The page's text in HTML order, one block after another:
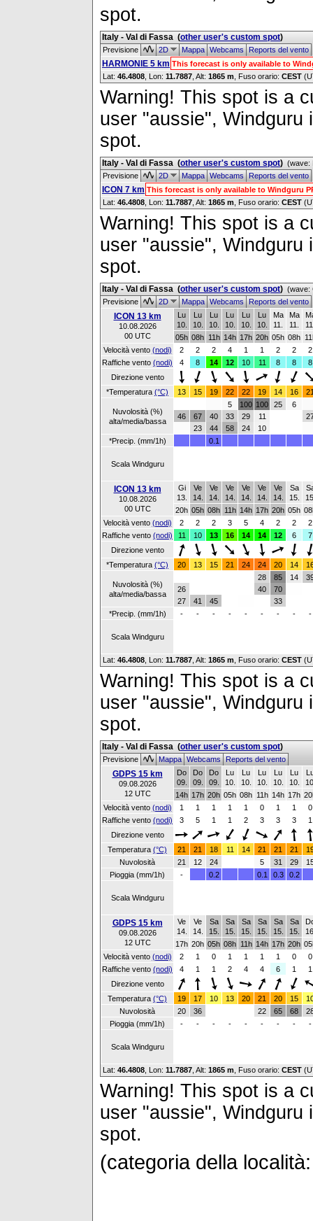
spot.
Italy - Val di Fassa (other user's custom spot)
Previsione 2D MappaWebcamsReports del vento
HARMONIE 5 km This forecast is only available to
Lat: 46.4808 , Lon: 11.7887 Alt: 1865 m , Fuso orario: CEST
Warning! This spot is a
user "aussie",
spot.
Italy - Val di Fassa (other user's custom spot) (wave:
Previsione
2D MappaWebcamsReports del vento
ICON 7 km This forecast is only available to Windguru
Lat: 46.4808 , Lon: 11.7887 Alt: 1865 m , Fuso orario: CEST
Warning! This spot is a
user "aussie",
spot.
Italy - Val di Fassa (other user's custom spot) (wave:
Previsione
2D MappaWebcamsReports del vento
ICON 13 km
10.08.2026
00 UTC
Lu
10.
Lu
10.
Lu
10.
Lu
10.
Lu
10.
Lu
10.
Ma
11.
Ma
11.
05h 08h 11h 14h 17h 20h 05h 08h
Velocità vento (nodi) 2 2 2 4 1 1 2 2
2
Raffiche vento (nodi) 4 8 14 12 10 11 8 8
8
Direzione vento
*Temperatura (°C) 13 15 19 22 22 19 14 16
Nuvolosità (%)
alta/media/bassa
46
67
23
40
44
5
33
58
100
29
24
100
11
10
25
6
*Precip. (mm/1h) 0.1
Scala Windguru
ICON 13 km
10.08.2026
00 UTC
Gi
13.
Ve
14.
Ve
14.
Ve
14.
Ve
14.
Ve
14.
Ve
14.
Sa
15.
20h 05h 08h 11h 14h 17h 20h 05h
Velocità vento (nodi) 2 2 2 3 5 4 2 2
2
Raffiche vento (nodi) 11 10 13 16 14 14 12 6
7
Direzione vento
*Temperatura (°C) 20 13 15 21 24 24 20 14
Nuvolosità (%)
alta/media/bassa
26
27
41 45
28
40
85
70
33
14
*Precip. (mm/1h) - - - - - - - - -
Scala Windguru
Lat: 46.4808 , Lon: 11.7887 Alt: 1865 m , Fuso orario: CEST
Warning! This spot is a
user "aussie",
spot.
Italy - Val di Fassa (other user's custom spot)
Previsione MappaWebcamsReports del vento
GDPS 15 km
09.08.2026
12 UTC
Do
09.
Do
09.
Do
09.
Lu
10.
Lu
10.
Lu
10.
Lu
10.
Lu
10.
14h 17h 20h 05h 08h 11h 14h 17h
Velocità vento (nodi) 1 1 1 1 1 0 1 1
0
Raffiche vento (nodi) 3 5 1 1 2 3 3 3
1
Direzione vento
Temperatura (°C) 21 21 18 11 14 21 21 21
Nuvolosità
21 12 24 5 31 29
Pioggia (mm/1h)
- 0.2 0.1 0.3 0.2
Scala Windguru
GDPS 15 km
09.08.2026
12 UTC
Ve
14.
Ve
14.
Sa
15.
Sa
15.
Sa
15.
Sa
15.
Sa
15.
Sa
15.
17h 20h 05h 08h 11h 14h 17h 20h
Velocità vento (nodi) 2 1 0 1 1 1 1 0
0
Raffiche vento (nodi) 4 1 1 2 4 4 6 1
1
Direzione vento
Temperatura (°C) 19 17 10 13 20 21 20 15
Nuvolosità
20 36 22 65 68
Pioggia (mm/1h)
- - - - - - - - -
Scala Windguru
Lat: 46.4808 , Lon: 11.7887 Alt: 1865 m , Fuso orario: CEST
Warning! This spot is a
user "aussie",
spot.
(categoria della